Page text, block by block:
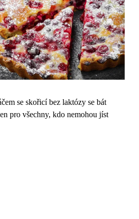
se skořicí bez laktózy se bát
pro všechny, kdo nemohou jíst